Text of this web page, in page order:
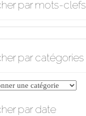
par mots-clefs
par catégories
par date